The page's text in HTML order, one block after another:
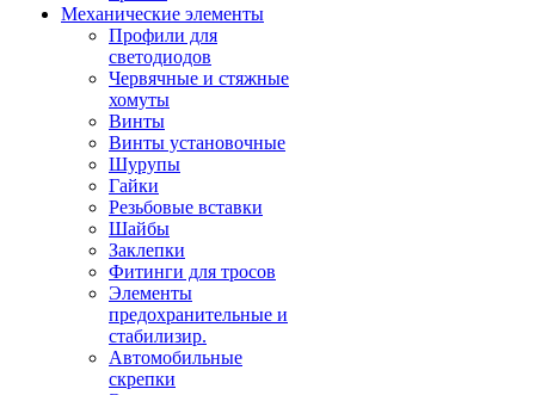
Механические элементы
Профили для
светодиодов
Червячные и стяжные
хомуты
Винты
Винты установочные
Шурупы
Гайки
Резьбовые вставки
Шайбы
Заклепки
Фитинги для тросов
Элементы
предохранительные и
стабилизир.
Автомобильные
скрепки